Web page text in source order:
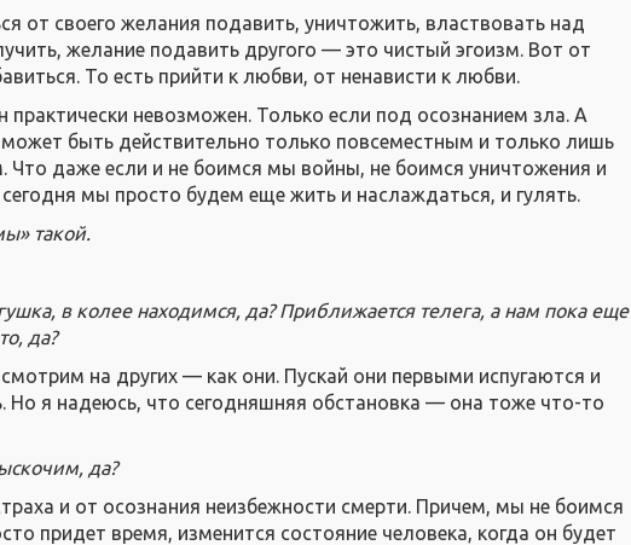
от своего желания подавить, уничтожить, властвовать над
желание подавить другого — это чистый эгоизм. Вот от
То есть прийти к любви, от ненависти к любви.
практически невозможен. Только если под осознанием зла. А
быть действительно только повсеместным и только лишь
даже если и не боимся мы войны, не боимся уничтожения и
мы просто будем еще жить и наслаждаться, и гулять.
такой.
в колее находимся, да? Приближается телега, а нам пока еще
да?
на других — как они. Пускай они первыми испугаются и
Но я надеюсь, что сегодняшняя обстановка — она тоже что-то
да?
и от осознания неизбежности смерти. Причем, мы не боимся
придет время, изменится состояние человека, когда он будет